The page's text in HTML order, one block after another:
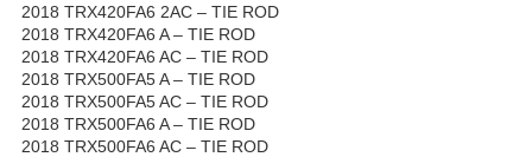
2018 TRX420FA6 2AC – TIE ROD
2018 TRX420FA6 A – TIE ROD
2018 TRX420FA6 AC – TIE ROD
2018 TRX500FA5 A – TIE ROD
2018 TRX500FA5 AC – TIE ROD
2018 TRX500FA6 A – TIE ROD
2018 TRX500FA6 AC – TIE ROD